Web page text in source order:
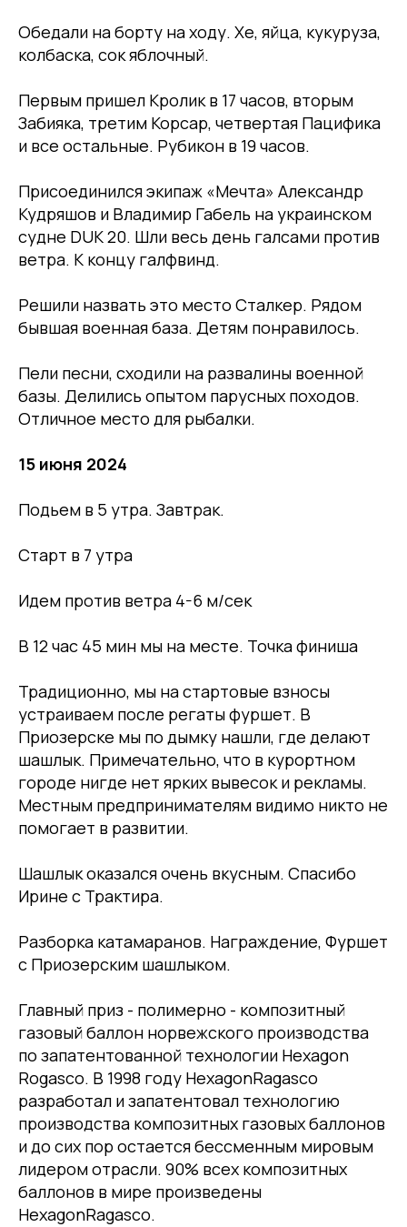
Обедали на борту на ходу. Хе, яйца, кукуруза,
колбаска, сок яблочный.
Первым пришел Кролик в 17 часов, вторым
Забияка, третим Корсар, четвертая Пацифика
и все остальные. Рубикон в 19 часов.
Присоединился экипаж «Мечта» Александр
Кудряшов и Владимир Габель на украинском
судне DUK 20. Шли весь день галсами против
ветра. К концу галфвинд.
Решили назвать это место Сталкер. Рядом
бывшая военная база. Детям понравилось.
Пели песни, сходили на развалины военной
базы. Делились опытом парусных походов.
Отличное место для рыбалки.
15 июня 2024
Подьем в 5 утра. Завтрак.
Старт в 7 утра
Идем против ветра 4-6 м/сек
В 12 час 45 мин мы на месте. Точка финиша
Традиционно, мы на стартовые взносы
устраиваем после регаты фуршет. В
Приозерске мы по дымку нашли, где делают
шашлык. Примечательно, что в курортном
городе нигде нет ярких вывесок и рекламы.
Местным предпринимателям видимо никто не
помогает в развитии.
Шашлык оказался очень вкусным. Спасибо
Ирине с Трактира.
Разборка катамаранов. Награждение, Фуршет
с Приозерским шашлыком.
Главный приз - полимерно - композитный
газовый баллон норвежского производства
по запатентованной технологии Hexagon
Rogasco. В 1998 году HexagonRagasco
разработал и запатентовал технологию
производства композитных газовых баллонов
и до сих пор остается бессменным мировым
лидером отрасли. 90% всех композитных
баллонов в мире произведены
HexagonRagasco.